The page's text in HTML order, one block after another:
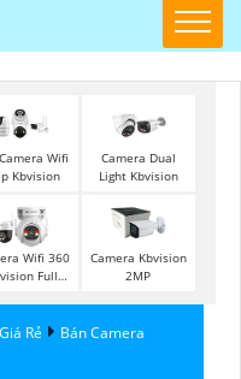
Wifi
Kbvision
Camera Dual
Light Kbvision
Wifi 360
Full
Camera Kbvision
2MP
Rẻ
Bán Camera